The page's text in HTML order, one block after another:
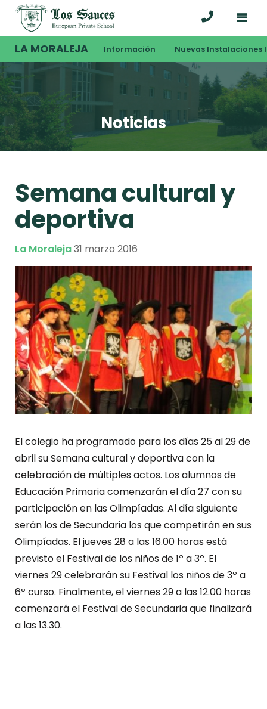
LA MORALEJA Información Nuevas Instalaciones
Noticias
Semana cultural y
deportiva
La Moraleja31 marzo 2016
El colegio ha programado para los días 25 al 29 de
abril su Semana cultural y deportiva con la
celebración de múltiples actos. Los alumnos de
Educación Primaria comenzarán el día 27 con su
participación en las Olimpíadas. Al día siguiente
serán los de Secundaria los que competirán en sus
Olimpíadas. El jueves 28 a las 16.00 horas está
previsto el Festival de los niños de 1º a 3º. El
viernes 29 celebrarán su Festival los niños de 3º a
6º curso. Finalmente, el viernes 29 a las 12.00 horas
comenzará el Festival de Secundaria que finalizará
a las 13.30.